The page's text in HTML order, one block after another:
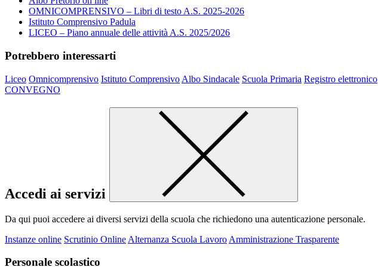
OMNICOMPRENSIVO – Libri di testo A.S. 2025-2026
Istituto Comprensivo Padula
LICEO – Piano annuale delle attività A.S. 2025/2026
Potrebbero interessarti
Liceo Omnicomprensivo Istituto Comprensivo Albo Sindacale Scuola Primaria Registro elettronico
CONVEGNO
Accedi ai servizi
Da qui puoi accedere ai diversi servizi della scuola che richiedono una autenticazione personale.
Instanze online Scrutinio Online Alternanza Scuola Lavoro Amministrazione Trasparente
Personale scolastico